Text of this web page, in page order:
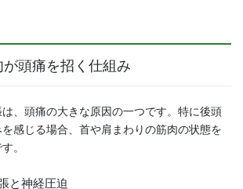
頭痛を招く仕組み
、頭痛の大きな原因の一つです。特に後頭
感じる場合、首や肩まわりの筋肉の状態を
。
と神経圧迫